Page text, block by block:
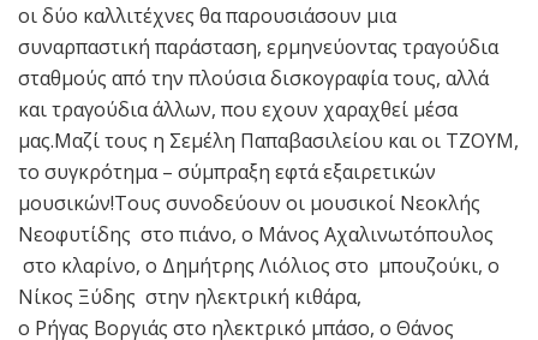
οι δύο καλλιτέχνες θα παρουσιάσουν μια
συναρπαστική παράσταση, ερμηνεύοντας τραγούδια
σταθμούς από την πλούσια δισκογραφία τους, αλλά
και τραγούδια άλλων, που εχουν χαραχθεί μέσα
μας.Μαζί τους η Σεμέλη Παπαβασιλείου και οι ΤΖΟΥΜ,
το συγκρότημα – σύμπραξη εφτά εξαιρετικών
μουσικών!Τους συνοδεύουν οι μουσικοί Νεοκλής
Νεοφυτίδης στο πιάνο, ο Μάνος Αχαλινωτόπουλος
στο κλαρίνο, ο Δημήτρης Λιόλιος στο μπουζούκι, ο
Νίκος Ξύδης στην ηλεκτρική κιθάρα,
ο Ρήγας Βοργιάς στο ηλεκτρικό μπάσο, ο Θάνος